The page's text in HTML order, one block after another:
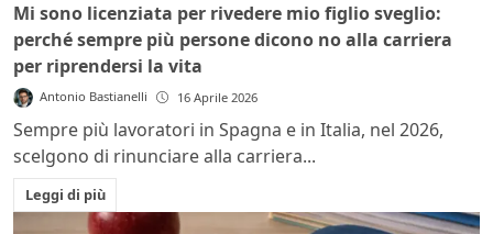
Mi sono licenziata per rivedere mio figlio sveglio:
perché sempre più persone dicono no alla carriera
per riprendersi la vita
Antonio Bastianelli 16 Aprile 2026
Sempre più lavoratori in Spagna e in Italia, nel 2026,
scelgono di rinunciare alla carriera...
Leggi di più